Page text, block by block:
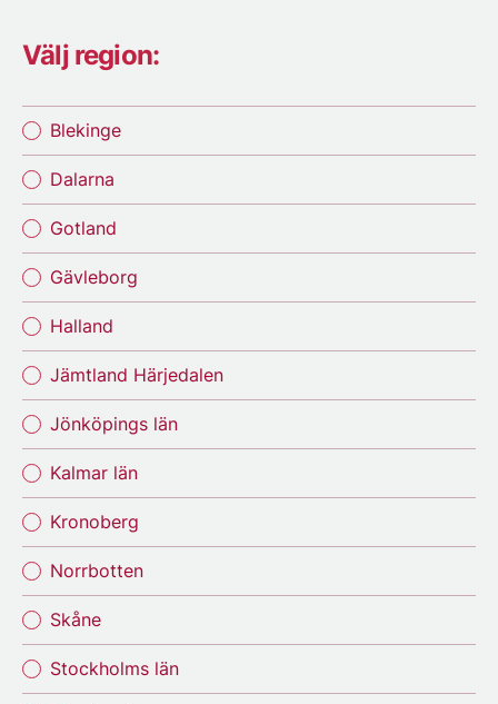
Välj region:
Blekinge
Dalarna
Gotland
Gävleborg
Halland
Jämtland Härjedalen
Jönköpings län
Kalmar län
Kronoberg
Norrbotten
Skåne
Stockholms län